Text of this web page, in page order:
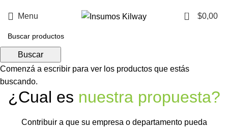
Menu 0 $0,00
Empresa
¿Cual es nuestra propuesta?
Contribuir a que su empresa o departamento pueda
Buscar
Comenzá a escribir para ver los productos que estás
buscando.